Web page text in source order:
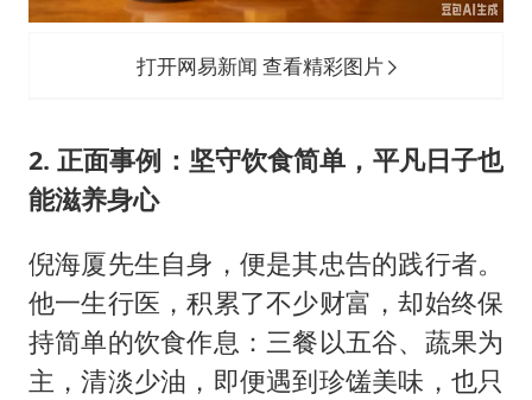
打开网易新闻 查看精彩图片
2. 正面事例：坚守饮食简单，平凡日子也
能滋养身心
倪海厦先生自身，便是其忠告的践行者。
他一生行医，积累了不少财富，却始终保
持简单的饮食作息：三餐以五谷、蔬果为
主，清淡少油，即便遇到珍馐美味，也只